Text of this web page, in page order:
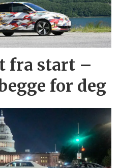
fra start –
for deg